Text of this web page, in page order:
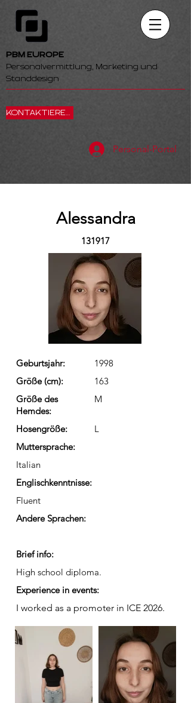
PBM EUROPE
Personalvermittlung, Marketing und
Standdesign
KONTAKTIEREN SIE UNS
Personal-Portal
Alessandra
131917
Geburtsjahr:
1998
Größe (cm):
163
Größe des
Hemdes:
M
Hosengröße:
L
Muttersprache:
Italian
Englischkenntnisse:
Fluent
Andere Sprachen:
Brief info:
High school diploma.
Experience in events:
I worked as a promoter in ICE 2026.